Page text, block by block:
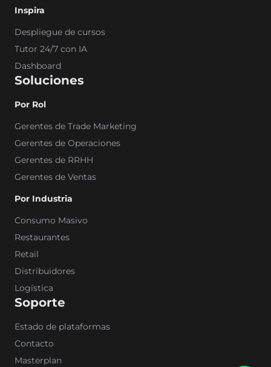
Inspira
Despliegue de cursos
Tutor 24/7 con IA
Dashboard
Soluciones
Por Rol
Gerentes de Trade Marketing
Gerentes de Operaciones
Gerentes de RRHH
Gerentes de Ventas
Por Industria
Consumo Masivo
Restaurantes
Retail
Distribuidores
Logística
Soporte
Estado de plataformas
Contacto
Masterplan